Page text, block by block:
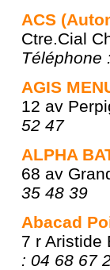
ACS
Ctre.Cial
Téléphone
AGIS
12 av
52 47
ALPHA
68 av
35 48 39
Abacad
7 r Aristide
: 04 68 67